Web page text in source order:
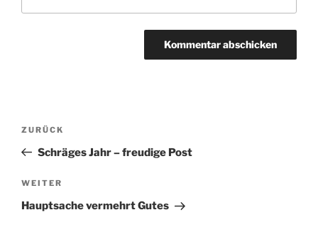
Beitragsnavigation
Vorheriger
Beitrag
ZURÜCK
Schräges Jahr – freudige Post
Nächster
Beitrag
WEITER
Hauptsache vermehrt Gutes